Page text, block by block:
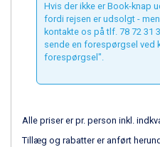
Cervinia fra DKK 5.295
Saalbach fra DKK 5.945
Sölden fra DKK 8.445
Bad Hofgastein fra
Champoluc fra DKK
Fieberbrunn fra DKK
Wagrain fra DKK 4.645
Hvis der ikke er Book-knap
fordi rejsen er udsolgt -
kontakte os på tlf. 78 72 31
sende en forespørgsel ved
forespørgsel".
Alle priser er pr. person inkl.
Tillæg og rabatter er anført